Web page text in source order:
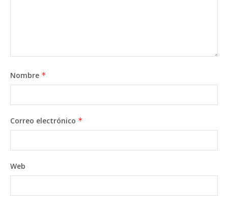
Nombre *
Correo electrónico *
Web